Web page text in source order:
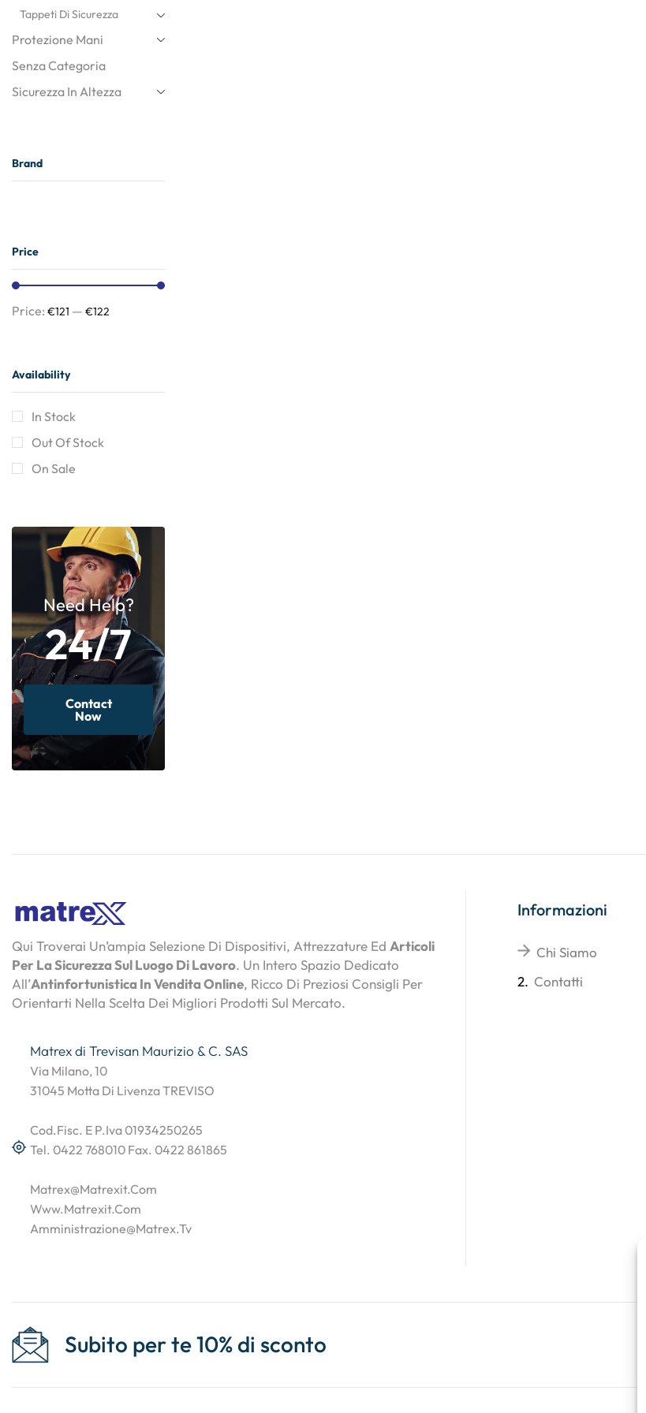
Tappeti Di Sicurezza
Protezione Mani
Senza Categoria
Sicurezza In Altezza
Brand
Price
Price: €121 — €122
Availability
In Stock
Out Of Stock
On Sale
Need Help?
24/7
Contact
Now
Qui Troverai Un’ampia Selezione Di Dispositivi, Attrezzature Ed Articoli
Per La Sicurezza Sul Luogo Di Lavoro. Un Intero Spazio Dedicato
All’Antinfortunistica In Vendita Online, Ricco Di Preziosi Consigli Per
Orientarti Nella Scelta Dei Migliori Prodotti Sul Mercato.
Matrex di Trevisan Maurizio & C. SAS
Via Milano, 10
31045 Motta Di Livenza TREVISO
Cod.Fisc. E P.Iva 01934250265
Tel. 0422 768010 Fax. 0422 861865
Matrex@matrexit.com
Www.matrexit.com
Amministrazione@matrex.tv
Informazioni
Chi Siamo
2. Contatti
Subito per te 10% di sconto